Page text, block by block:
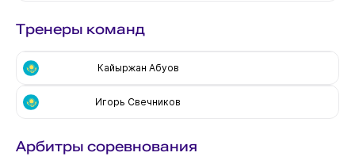
Тренеры команд
Кайыржан Абуов
Игорь Свечников
Арбитры соревнования